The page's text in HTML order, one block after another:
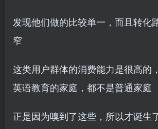
发现他们做的比较单一，而且转化
窄
这类用户群体的消费能力是很高的
英语教育的家庭，都不是普通家庭
正是因为嗅到了这些，所以才诞生